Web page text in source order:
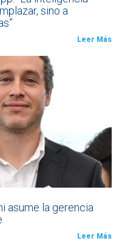
sino a
Leer Más
asume la gerencia
Leer Más